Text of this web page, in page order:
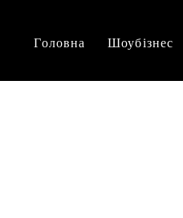
Головна Шоубізнес